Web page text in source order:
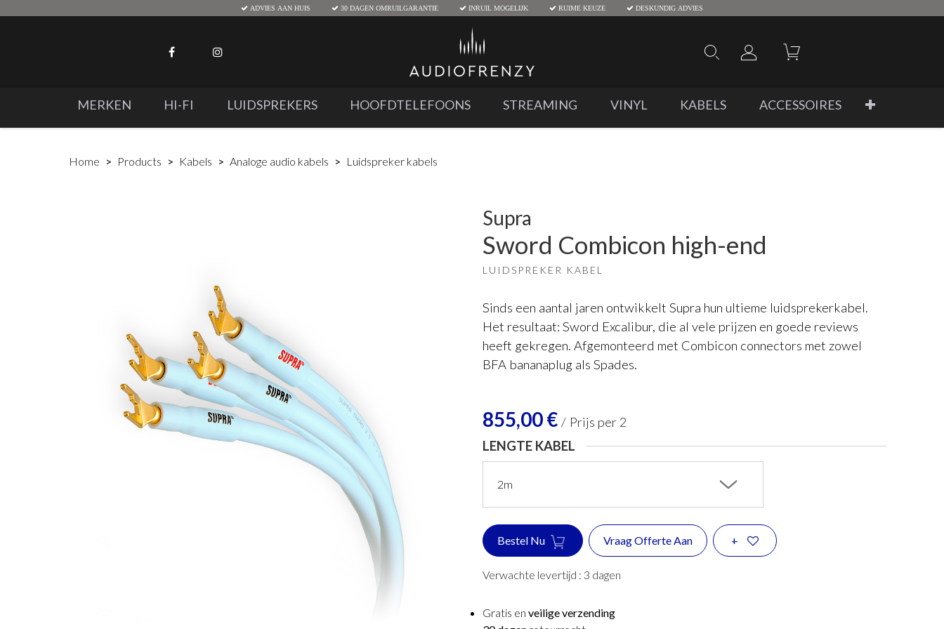
ADVIES AAN HUIS 30 DAGEN OMRUILGARANTIE INRUIL MOGELIJK RUIME KEUZE DESKUNDIG ADVIES
MERKEN HI-FI LUIDSPREKERS HOOFDTELEFOONS STREAMING VINYL KABELS ACCESSOIRES
Home Products Kabels Analoge audio kabels Luidspreker kabels
Supra
Sword Combicon high-end
LUIDSPREKER KABEL
Sinds een aantal jaren ontwikkelt Supra hun ultieme luidsprekerkabel.
Het resultaat: Sword Excalibur, die al vele prijzen en goede reviews
heeft gekregen. Afgemonteerd met Combicon connectors met zowel
BFA bananaplug als Spades.
855,00€ / Prijs per 2
LENGTE KABEL
Bestel Nu Vraag Offerte Aan +
Verwachte levertijd : 3 dagen
Gratis en veilige verzending